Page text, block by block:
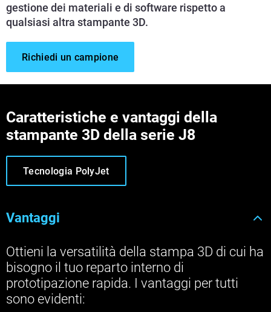
gestione dei materiali e di software rispetto a
qualsiasi altra stampante 3D.
Richiedi un campione
Caratteristiche e vantaggi della
stampante 3D della serie J8
Vantaggi
Ottieni la versatilità della stampa 3D di cui ha
bisogno il tuo reparto interno di
prototipazione rapida. I vantaggi per tutti
sono evidenti:
Tecnologia PolyJet